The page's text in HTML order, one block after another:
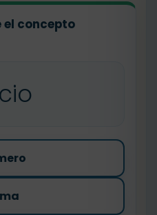
el concepto